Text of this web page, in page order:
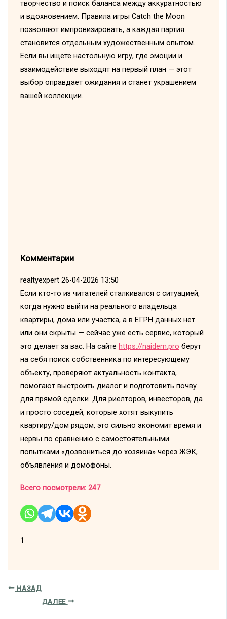
творчество и поиск баланса между аккуратностью
и вдохновением. Правила игры Catch the Moon
позволяют импровизировать, а каждая партия
становится отдельным художественным опытом.
Если вы ищете настольную игру, где эмоции и
взаимодействие выходят на первый план — этот
выбор оправдает ожидания и станет украшением
вашей коллекции.
Комментарии
realtyexpert 26-04-2026 13:50
Если кто-то из читателей сталкивался с ситуацией,
когда нужно выйти на реального владельца
квартиры, дома или участка, а в ЕГРН данных нет
или они скрыты — сейчас уже есть сервис, который
это делает за вас. На сайте https://naidem.pro берут
на себя поиск собственника по интересующему
объекту, проверяют актуальность контакта,
помогают выстроить диалог и подготовить почву
для прямой сделки. Для риелторов, инвесторов, да
и просто соседей, которые хотят выкупить
квартиру/дом рядом, это сильно экономит время и
нервы по сравнению с самостоятельными
попытками «дозвониться до хозяина» через ЖЭК,
объявления и домофоны.
Всего посмотрели: 247
1
НАЗАД
ДАЛЕЕ